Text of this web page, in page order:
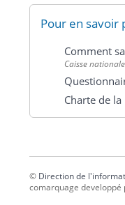
Pour en savoir
Comment
Caisse
Charte de
© Direction de
comarquage developpé